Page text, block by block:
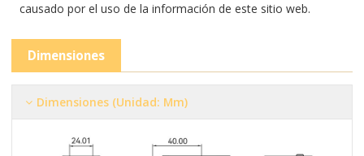
causado por el uso de la información de este sitio web.
Dimensiones
Dimensiones (Unidad: Mm)